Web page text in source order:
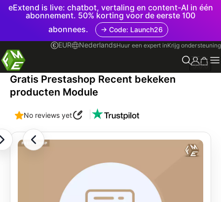
eExtend is live: chatbot, vertaling en content-AI in één
abonnement. 50% korting voor de eerste 100
abonnees.
→ Code: Launch26
EUR
NederlandsHuur een expert inKrijg ondersteuning
3.0.0
Gratis Prestashop Recent bekeken
producten Module
No reviews yet